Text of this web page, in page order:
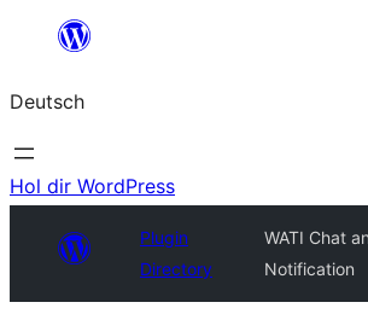
springen
Deutsch
Hol dir WordPress
Plugin
Directory
WATI Chat
Notification